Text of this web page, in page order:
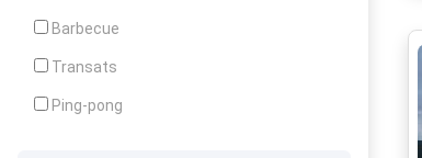
Barbecue
Transats
Ping-pong